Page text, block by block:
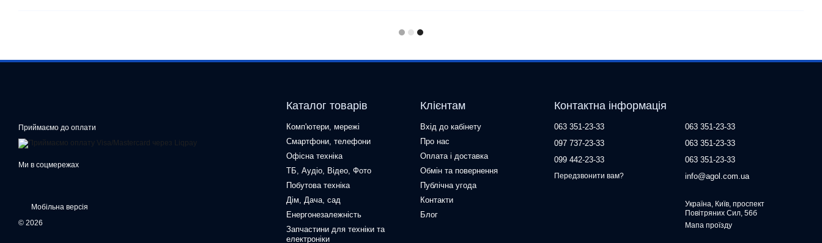
Приймаємо до оплати
Ми в соцмережах
Мобільна версія
© 2026
Каталог товарів
Комп'ютери, мережі
Смартфони, телефони
Офісна техніка
ТБ, Аудіо, Відео, Фото
Побутова техніка
Дім, Дача, сад
Енергонезалежність
Запчастини для техніки та
електроніки
Клієнтам
Вхід до кабінету
Про нас
Оплата і доставка
Обмін та повернення
Публічна угода
Контакти
Блог
Контактна інформація
063 351-23-33
097 737-23-33
099 442-23-33
Передзвонити вам?
063 351-23-33
063 351-23-33
063 351-23-33
info@agol.com.ua
Україна, Київ, проспект
Повітряних Сил, 56б
Мапа проїзду